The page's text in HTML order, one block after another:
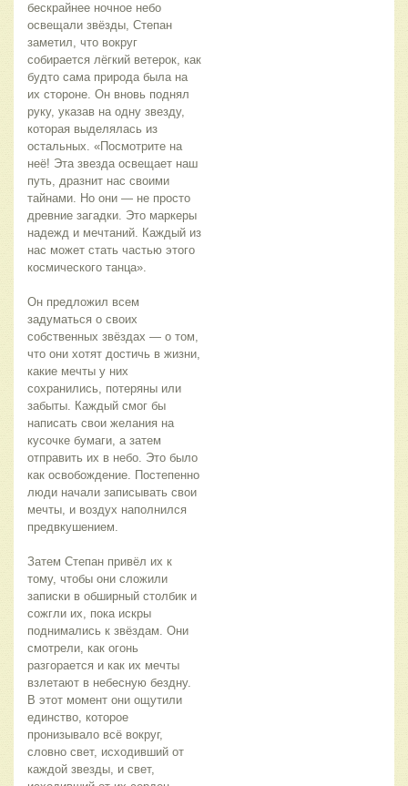
бескрайнее ночное небо
освещали звёзды, Степан
заметил, что вокруг
собирается лёгкий ветерок, как
будто сама природа была на
их стороне. Он вновь поднял
руку, указав на одну звезду,
которая выделялась из
остальных. «Посмотрите на
неё! Эта звезда освещает наш
путь, дразнит нас своими
тайнами. Но они — не просто
древние загадки. Это маркеры
надежд и мечтаний. Каждый из
нас может стать частью этого
космического танца».
Он предложил всем
задуматься о своих
собственных звёздах — о том,
что они хотят достичь в жизни,
какие мечты у них
сохранились, потеряны или
забыты. Каждый смог бы
написать свои желания на
кусочке бумаги, а затем
отправить их в небо. Это было
как освобождение. Постепенно
люди начали записывать свои
мечты, и воздух наполнился
предвкушением.
Затем Степан привёл их к
тому, чтобы они сложили
записки в обширный столбик и
сожгли их, пока искры
поднимались к звёздам. Они
смотрели, как огонь
разгорается и как их мечты
взлетают в небесную бездну.
В этот момент они ощутили
единство, которое
пронизывало всё вокруг,
словно свет, исходивший от
каждой звезды, и свет,